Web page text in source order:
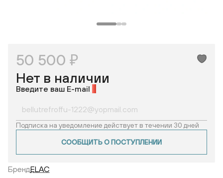
50 500 ₽
Нет в наличии
Введите ваш E-mail
Подписка на уведомление действует в течении 30 дней
СООБЩИТЬ О ПОСТУПЛЕНИИ
БрендELAC